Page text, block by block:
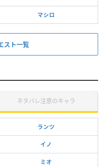
マシロ
スト一覧
ネタバレ注意のキャラ
ランツ
イノ
ミオ